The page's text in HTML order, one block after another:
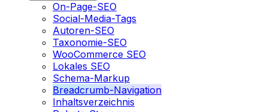
On-Page-SEO
Social-Media-Tags
Autoren-SEO
Taxonomie-SEO
WooCommerce SEO
Lokales SEO
Schema-Markup
Breadcrumb-Navigation
Inhaltsverzeichnis